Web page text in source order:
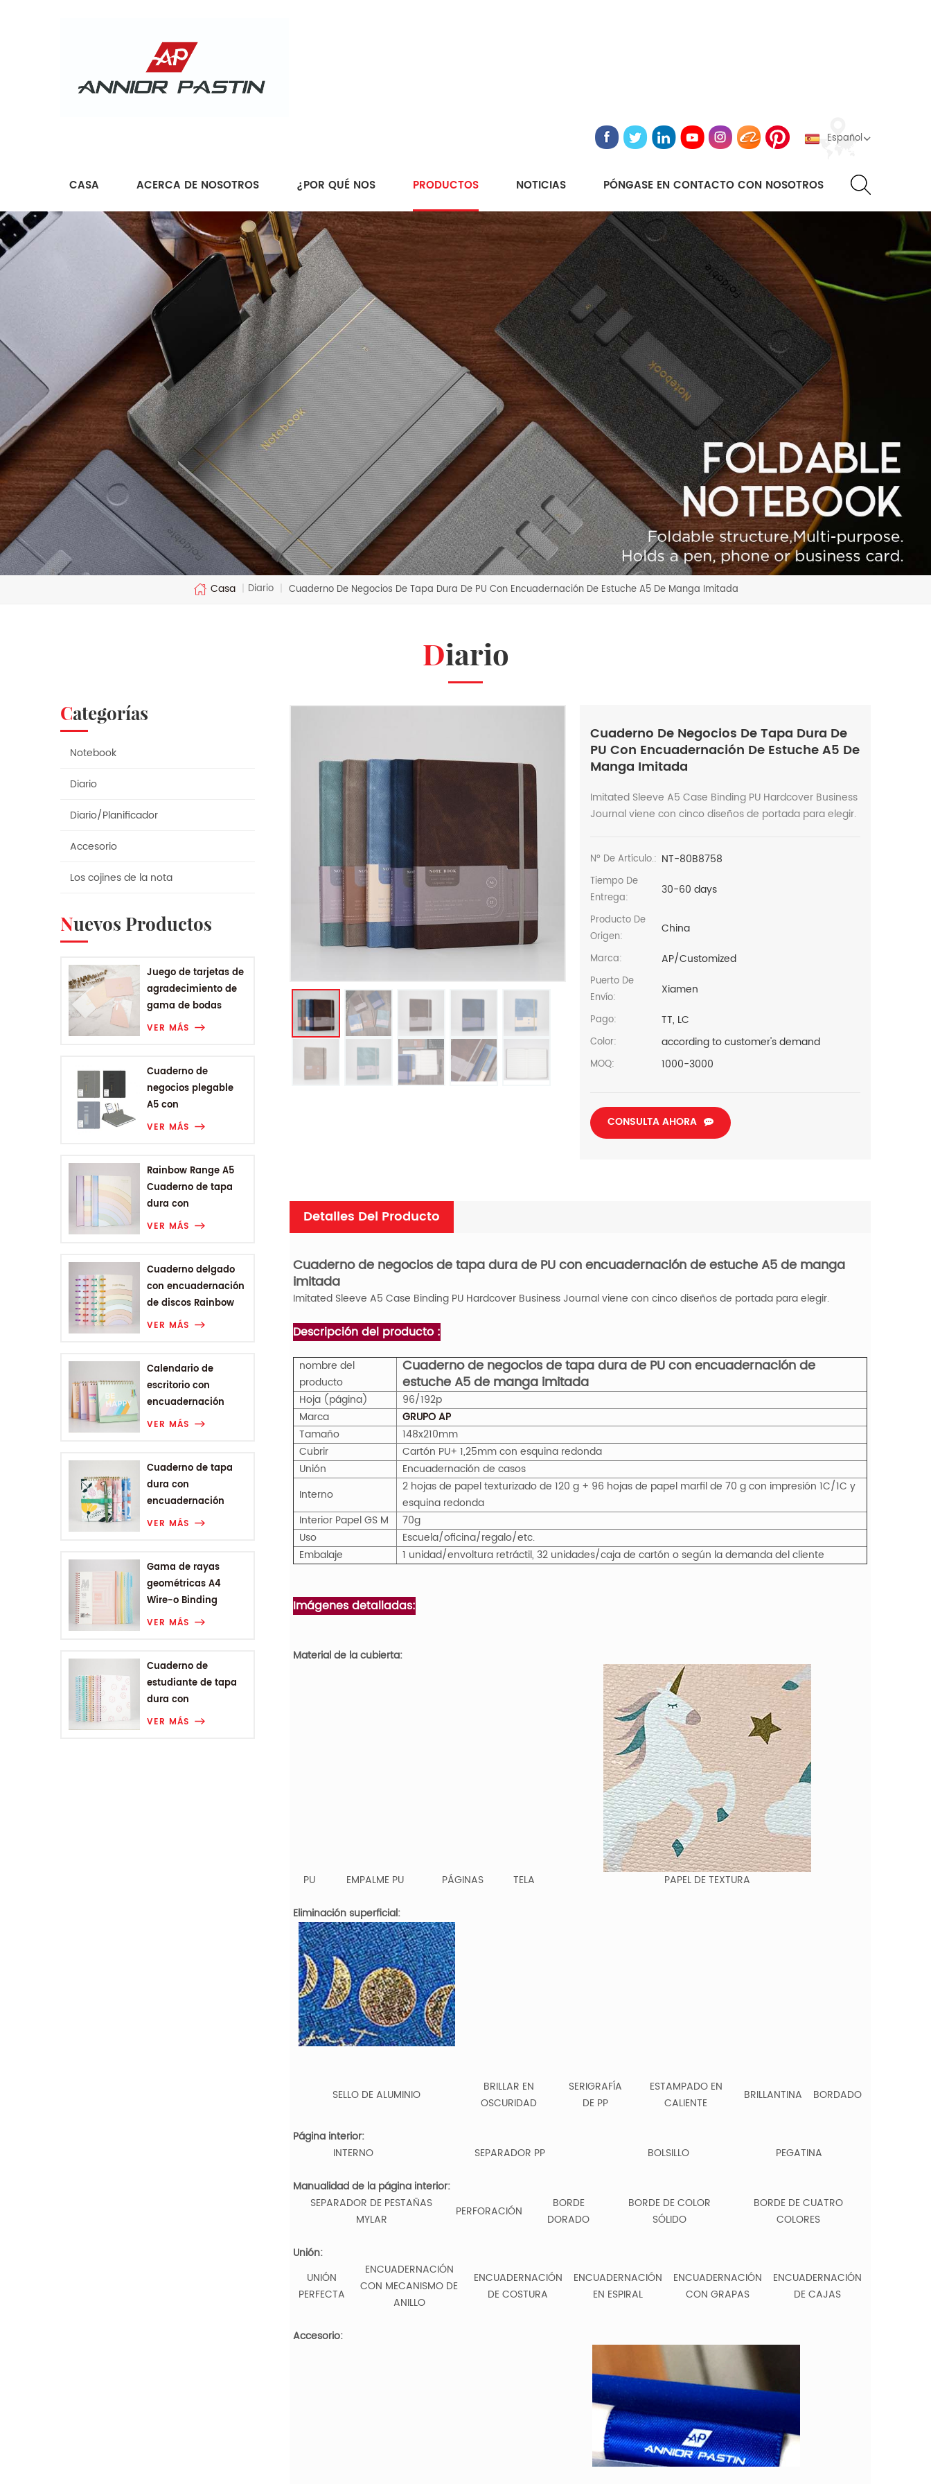
Español
CASA ACERCA DE NOSOTROS ¿POR QUÉ NOS PRODUCTOS NOTICIAS PÓNGASE EN CONTACTO CON NOSOTROS
Casa | Diario | Cuaderno De Negocios De Tapa Dura De PU Con Encuadernación De Estuche A5 De Manga Imitada
Diario
Categorías
Notebook
Diario
Diario/Planificador
Accesorio
Los cojines de la nota
Nuevos Productos
Juego de tarjetas de
agradecimiento de
gama de bodas
VER MÁS
Cuaderno de
negocios plegable
A5 con
encuadernación
VER MÁS
Rainbow Range A5
Cuaderno de tapa
dura con
encuadernación
VER MÁS
Cuaderno delgado
con encuadernación
de discos Rainbow
Range
VER MÁS
Calendario de
escritorio con
encuadernación
Wire-o de la gama
VER MÁS
Cuaderno de tapa
dura con
encuadernación
Wire-o A6 de Plant
VER MÁS
Gama de rayas
geométricas A4
Wire-o Binding
College Notebook
VER MÁS
Cuaderno de
estudiante de tapa
dura con
encuadernación en
VER MÁS
Cuaderno De Negocios De Tapa Dura De
PU Con Encuadernación De Estuche A5 De
Manga Imitada
Imitated Sleeve A5 Case Binding PU Hardcover Business
Journal viene con cinco diseños de portada para elegir.
Nº De Artículo.: NT-80B8758
Tiempo De
Entrega:
30-60 days
Producto De
Origen:
China
Marca: AP/Customized
Puerto De
Envío:
Xiamen
Pago: TT, LC
Color: according to customer's demand
MOQ: 1000-3000
CONSULTA AHORA
Detalles Del Producto
Cuaderno de negocios de tapa dura de PU con encuadernación de estuche A5 de manga
imitada
Imitated Sleeve A5 Case Binding PU Hardcover Business Journal viene con cinco diseños de portada para elegir.
Descripción del producto :
nombre del
producto
Cuaderno de negocios de tapa dura de PU con encuadernación de
estuche A5 de manga imitada
Hoja (página)
96/192p
Marca
GRUPO AP
Tamaño
148x210mm
Cubrir
Cartón PU+ 1,25mm con esquina redonda
Unión
Encuadernación de casos
Interno
2 hojas de papel texturizado de 120 g + 96 hojas de papel marfil de 70 g con impresión 1C/1C y
esquina redonda
Interior PapelGS M
70g
Uso
Escuela/oficina/regalo/etc.
Embalaje
1 unidad/envoltura retráctil, 32 unidades/caja de cartón o según la demanda del cliente
Imágenes detalladas:
Material de la cubierta:
PU EMPALME PU PÁGINAS TELA PAPEL DE TEXTURA
Eliminación superficial:
SELLO DE ALUMINIO
BRILLAR EN
OSCURIDAD
SERIGRAFÍA
DE PP
ESTAMPADO EN
CALIENTE
BRILLANTINA BORDADO
Página interior:
INTERNO
SEPARADOR PP BOLSILLO PEGATINA
Manualidad de la página interior:
SEPARADOR DE PESTAÑAS
MYLAR
PERFORACIÓN
BORDE
DORADO
BORDE DE COLOR
SÓLIDO
BORDE DE CUATRO
COLORES
Unión:
UNIÓN
PERFECTA
ENCUADERNACIÓN
CON MECANISMO DE
ANILLO
ENCUADERNACIÓN
DE COSTURA
ENCUADERNACIÓN
EN ESPIRAL
ENCUADERNACIÓN
CON GRAPAS
ENCUADERNACIÓN
DE CAJAS
Accesorio: